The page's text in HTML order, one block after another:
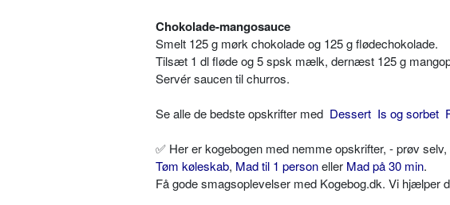
Chokolade-mangosauce
Smelt 125 g mørk chokolade og 125 g flødechokolade.
Tilsæt 1 dl fløde og 5 spsk mælk, dernæst 125 g
Servér saucen til churros.
Se alle de bedste opskrifter med Dessert Is og sorbet
✅ Her er kogebogen med nemme opskrifter, - prøv selv,
Tøm køleskab, Mad til 1 personeller Mad på 30 min.
Få gode smagsoplevelser med Kogebog.dk. Vi hjælper